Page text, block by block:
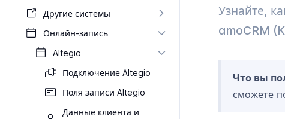
Другие системы
Онлайн-​запись
Altegio
Подключение Altegio
Поля записи Altegio
Данные клиента и
Узнайте,
amoCRM
Что вы
сможете